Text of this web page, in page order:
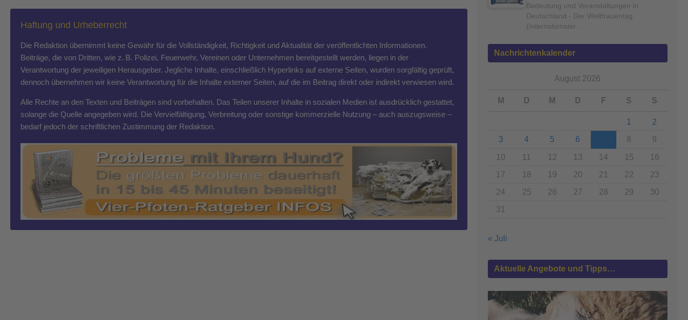
Haftung und Urheberrecht
Die Redaktion übernimmt keine Gewähr für die Vollständigkeit, Richtigkeit und Aktualität der veröffentlichten Informationen.
Beiträge, die von Dritten, wie z. B. Polizei, Feuerwehr, Vereinen oder Unternehmen bereitgestellt werden, liegen in der
Verantwortung der jeweiligen Herausgeber. Jegliche Inhalte, einschließlich Hyperlinks auf externe Seiten, wurden sorgfältig geprüft,
dennoch übernehmen wir keine Verantwortung für die Inhalte externer Seiten, auf die im Beitrag direkt oder indirekt verwiesen wird.
Alle Rechte an den Texten und Beiträgen sind vorbehalten. Das Teilen unserer Inhalte in sozialen Medien ist ausdrücklich gestattet,
solange die Quelle angegeben wird. Die Vervielfältigung, Verbreitung oder sonstige kommerzielle Nutzung – auch auszugsweise –
bedarf jedoch der schriftlichen Zustimmung der Redaktion.
Bedeutung und Veranstaltungen in
Deutschland - Der Weltfrauentag
(Internationaler…
Nachrichtenkalender
August 2026
M D M D F S S
1
2
3
4 5 6 8 9
10 11 12 13 14 15
16
17
18 19 20 21 22
23
24
25 26 27 28 29
30
31
« Juli
Aktuelle Angebote und Tipps…